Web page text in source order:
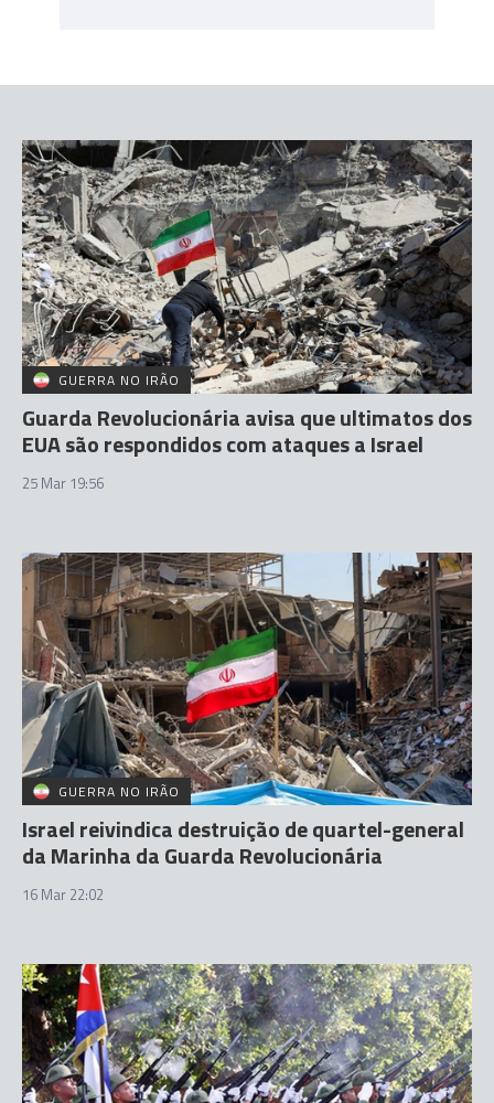
GUERRA NO IRÃO
Guarda Revolucionária avisa que ultimatos dos
EUA são respondidos com ataques a Israel
25 Mar 19:56
GUERRA NO IRÃO
Israel reivindica destruição de quartel-general
da Marinha da Guarda Revolucionária
16 Mar 22:02